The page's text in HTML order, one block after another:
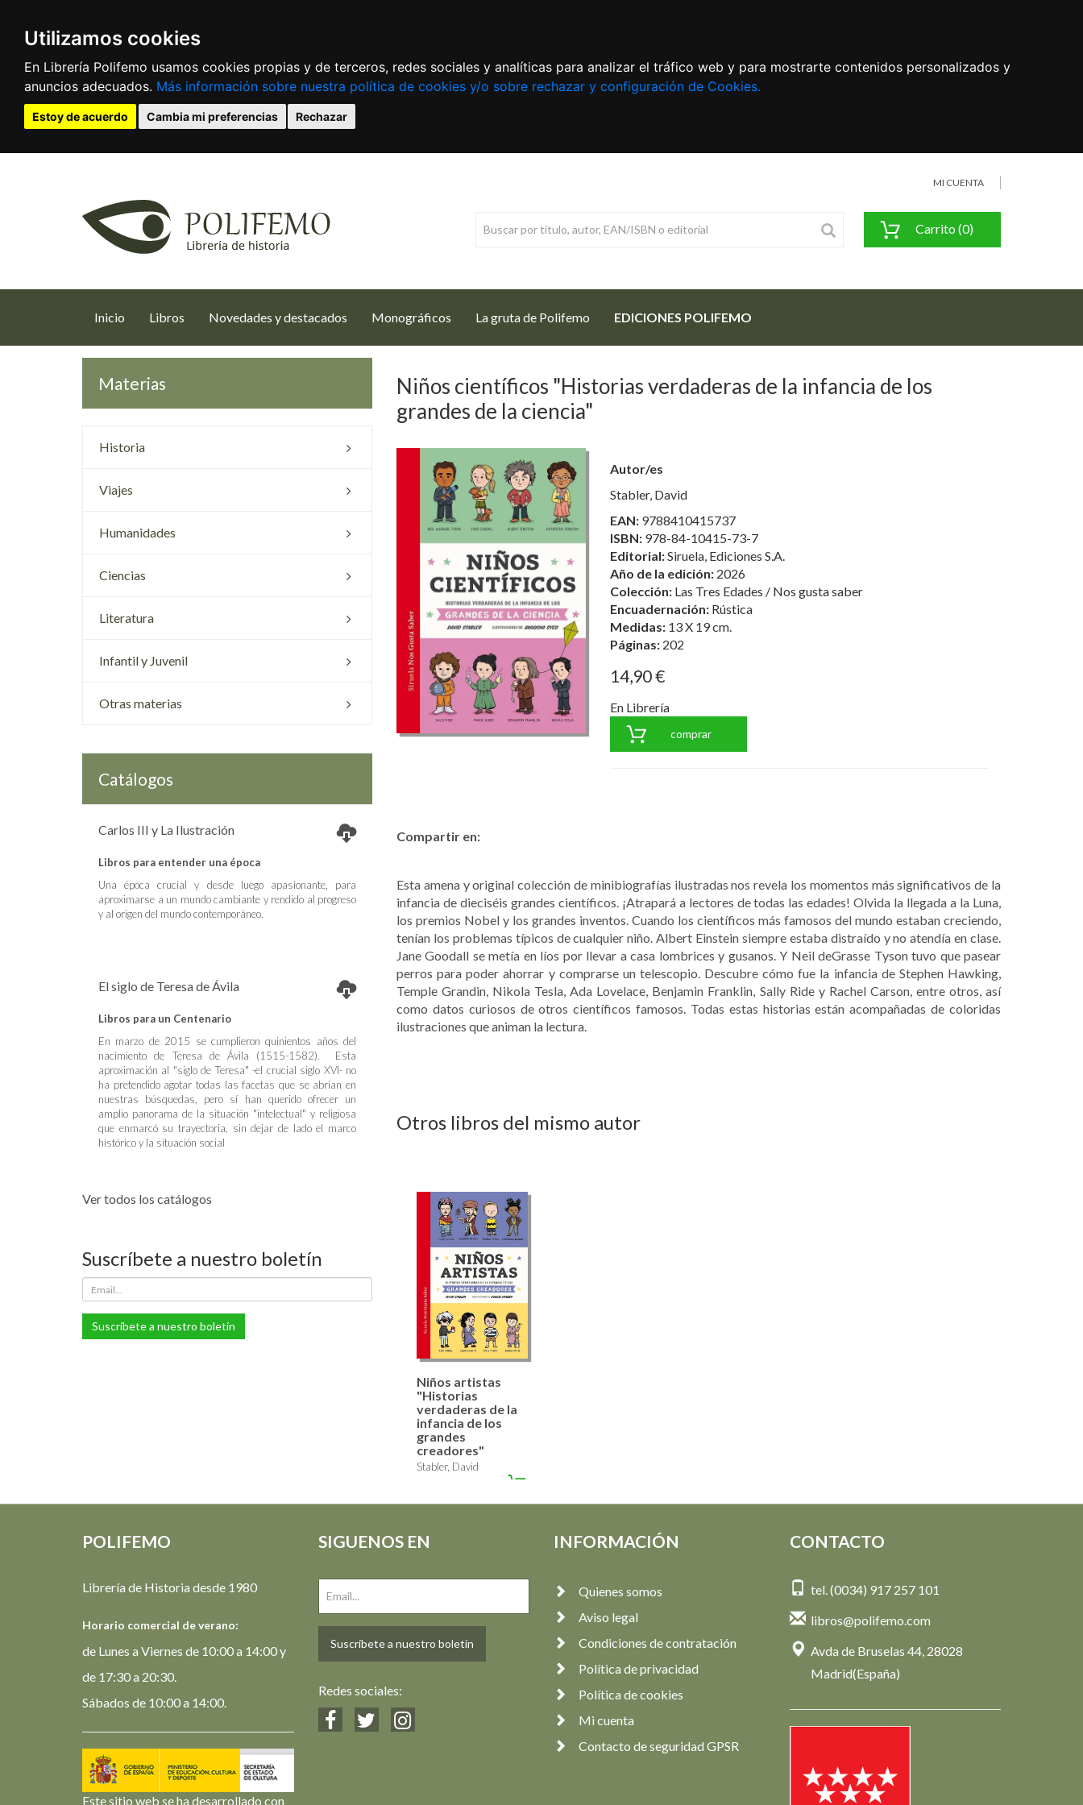
Utilizamos cookies
En Librería Polifemo usamos cookies propias y de terceros, redes sociales y analíticas para analizar el tráfico web y para mostrarte contenidos personalizados y
anuncios adecuados. Más información sobre nuestra política de cookies y/o sobre rechazar y configuración de Cookies.
Estoy de acuerdo Cambia mi preferencias Rechazar
MI CUENTA
Carrito (0)
Inicio (current)
Libros Novedades y destacados Monográficos La gruta de Polifemo EDICIONES POLIFEMO
Materias
Historia
Viajes
Humanidades
Ciencias
Literatura
Infantil y Juvenil
Otras materias
Catálogos
Carlos III y La Ilustración
Libros para entender una época
Una época crucial y desde luego apasionante, para
aproximarse a un mundo cambiante y rendido al progreso
y al origen del mundo contemporáneo.
El siglo de Teresa de Ávila
Libros para un Centenario
En marzo de 2015 se cumplieron quinientos años del
nacimiento de Teresa de Ávila (1515-1582). Esta
aproximación al "siglo de Teresa" -el crucial siglo XVI- no
ha pretendido agotar todas las facetas que se abrían en
nuestras búsquedas, pero sí han querido ofrecer un
amplio panorama de la situación "intelectual" y religiosa
que enmarcó su trayectoria, sin dejar de lado el marco
histórico y la situación social
Ver todos los catálogos
Suscríbete a nuestro boletín
Suscríbete a nuestro boletín
Niños científicos "Historias verdaderas de la infancia de los
grandes de la ciencia"
Autor/es
Stabler, David
EAN: 9788410415737
ISBN: 978-84-10415-73-7
Editorial:Siruela, Ediciones S.A.
Año de la edición: 2026
Colección: Las Tres Edades / Nos gusta saber
Encuadernación: Rústica
Medidas: 13 X 19 cm.
Páginas: 202
14,90 €
En Librería
comprar
Compartir en:
Esta amena y original colección de minibiografías ilustradas nos revela los momentos más significativos de la
infancia de dieciséis grandes científicos. ¡Atrapará a lectores de todas las edades! Olvida la llegada a la Luna,
los premios Nobel y los grandes inventos. Cuando los científicos más famosos del mundo estaban creciendo,
tenían los problemas típicos de cualquier niño. Albert Einstein siempre estaba distraído y no atendía en clase.
Jane Goodall se metía en líos por llevar a casa lombrices y gusanos. Y Neil deGrasse Tyson tuvo que pasear
perros para poder ahorrar y comprarse un telescopio. Descubre cómo fue la infancia de Stephen Hawking,
Temple Grandin, Nikola Tesla, Ada Lovelace, Benjamin Franklin, Sally Ride y Rachel Carson, entre otros, así
como datos curiosos de otros científicos famosos. Todas estas historias están acompañadas de coloridas
ilustraciones que animan la lectura.
Otros libros del mismo autor
Niños artistas
"Historias
verdaderas de la
infancia de los
grandes
creadores"
Stabler, David
POLIFEMO
Librería de Historia desde 1980
Horario comercial de verano:
de Lunes a Viernes de 10:00 a 14:00 y
de 17:30 a 20:30.
Sábados de 10:00 a 14:00.
Este sitio web se ha desarrollado con
SIGUENOS EN
Suscríbete a nuestro boletín
Redes sociales:
INFORMACIÓN
Quienes somos
Aviso legal
Condiciones de contratación
Política de privacidad
Política de cookies
Mi cuenta
Contacto de seguridad GPSR
CONTACTO
tel. (0034) 917 257 101
libros@polifemo.com
Avda de Bruselas 44, 28028
Madrid(España)